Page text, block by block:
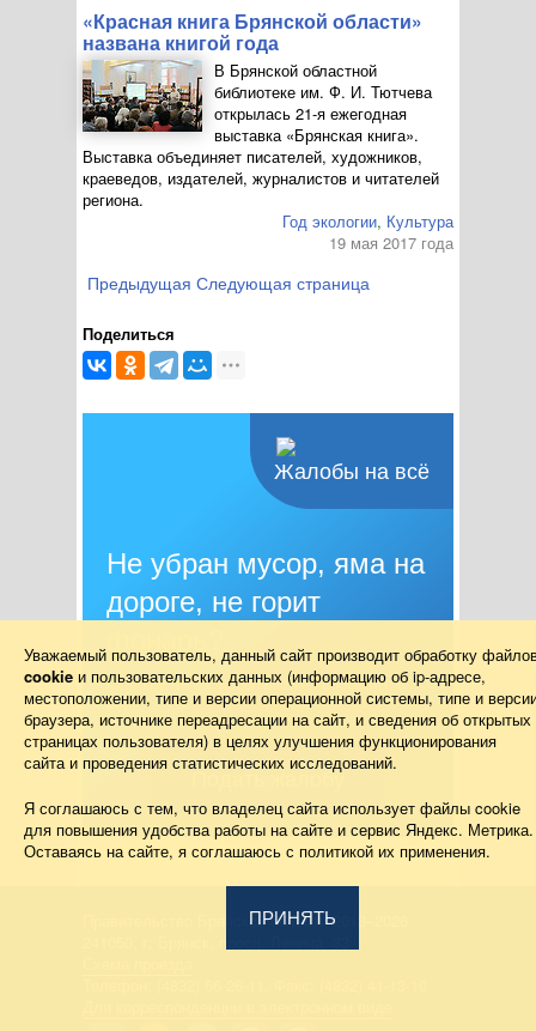
«Красная книга Брянской области»
названа книгой года
В Брянской областной
библиотеке им. Ф. И. Тютчева
открылась 21-я ежегодная
выставка «Брянская книга».
Выставка объединяет писателей, художников,
краеведов, издателей, журналистов и читателей
региона.
Год экологии, Культура
19 мая 2017 года
Предыдущая Следующая страница
Поделиться
Жалобы на всё
Не убран мусор, яма на
дороге, не горит
Столкнулись с проблемой — сообщите о
ней!
Подать жалобу
Правительство Брянской области 2013–2026
Уважаемый пользователь, данный сайт производит обработку
cookie и пользовательских данных (информацию об ip-адресе,
местоположении, типе и версии операционной системы, типе и
браузера, источнике переадресации на сайт, и сведения об открытых
страницах пользователя) в целях улучшения функционирования
сайта и проведения статистических исследований.
Я соглашаюсь с тем, что владелец сайта использует файлы cookie
для повышения удобства работы на сайте и сервис Яндекс. Метрика.
Оставаясь на сайте, я соглашаюсь с политикой их применения.
ПРИНЯТЬ